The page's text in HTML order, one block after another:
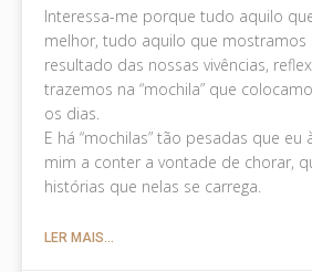
Interessa-me porque tudo aquilo
melhor, tudo aquilo que mostramos
resultado das nossas vivências,
trazemos na “mochila” que
os dias.
E há “mochilas” tão pesadas que eu
mim a conter a vontade de chorar,
histórias que nelas se carrega.
LER MAIS...